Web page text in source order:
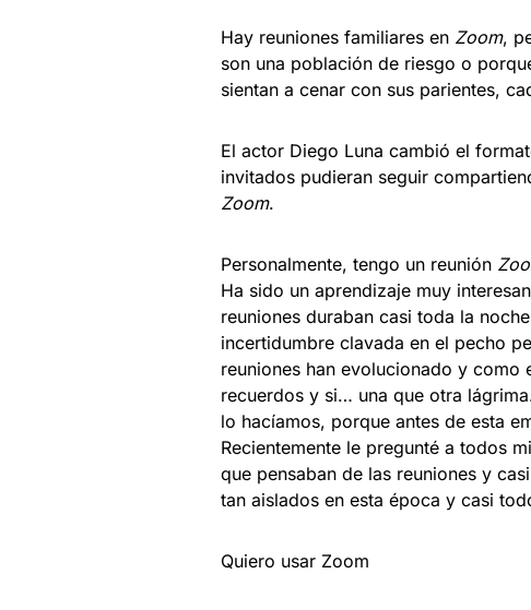
Hay reuniones familiares en Zoom,
son una población de riesgo o
sientan a cenar con sus parientes,
El actor Diego Luna cambió el
invitados pudieran seguir
Zoom.
Personalmente, tengo un reunión
Ha sido un aprendizaje muy
reuniones duraban casi toda la
incertidumbre clavada en el pecho
reuniones han evolucionado y como
recuerdos y si… una que otra
lo hacíamos, porque antes de esta
Recientemente le pregunté a todos
que pensaban de las reuniones y
tan aislados en esta época y casi
Quiero usar Zoom